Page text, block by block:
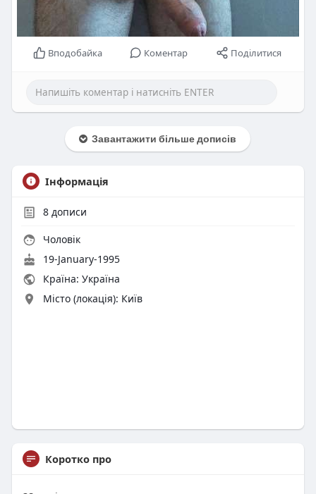
Вподобайка Коментар Поділитися
Завантажити більше дописів
Інформація
8дописи
Чоловік
19-January-1995
Країна: Україна
Місто (локація): Київ
Коротко про